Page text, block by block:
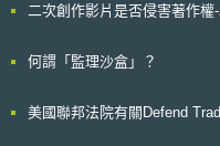
計及情慾表現，均有其構思及獨
第250號判決 本案原審法院認
光碟片不屬之。蓋著作權法之立
二次創作影片是否侵害著作權
何謂「監理沙盒」？
美國聯邦法院有關Defend